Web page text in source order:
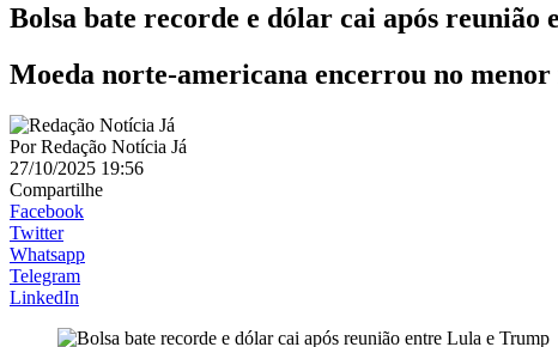
Bolsa bate recorde e dólar cai após reunião
Moeda norte-americana encerrou no menor
PorRedação Notícia Já
27/10/2025 19:56
Compartilhe
Facebook
Twitter
Whatsapp
Telegram
LinkedIn